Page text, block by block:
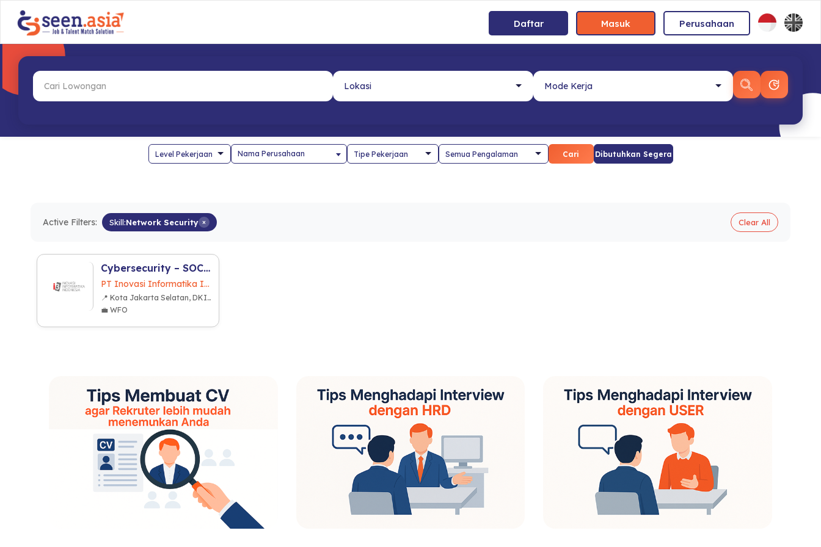
Daftar Masuk Perusahaan
Nama Perusahaan Cari Dibutuhkan Segera
Active Filters: Skill:Network Security × Clear All
Cybersecurity – SOC L1 Security
PT Inovasi Informatika Indonesia
📍 Kota Jakarta Selatan, DKI Jakarta
💼 WFO